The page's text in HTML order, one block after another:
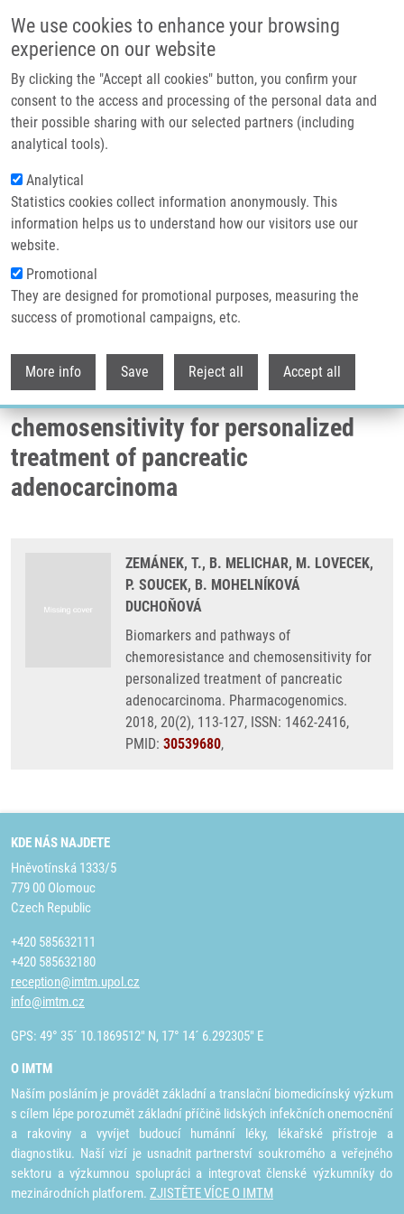
We use cookies to enhance your browsing
experience on our website
By clicking the "Accept all cookies" button, you confirm your
consent to the access and processing of the personal data and
their possible sharing with our selected partners (including
analytical tools).
Analytical
Statistics cookies collect information anonymously. This
information helps us to understand how our visitors use our
website.
Promotional
They are designed for promotional purposes, measuring the
success of promotional campaigns, etc.
More info Save Reject all Accept all
Header image
Drobečková navigace
Domů
Biomarkers And Pathways Of Chemoresistance And Chemosensitivity
For Personalized Treatment Of Pancreatic Adenocarcinoma
Biomarkers and pathways of
chemoresistance and
chemosensitivity for personalized
treatment of pancreatic
adenocarcinoma
ZEMÁNEK, T., B. MELICHAR, M. LOVECEK,
P. SOUCEK, B. MOHELNÍKOVÁ
DUCHOŇOVÁ
Biomarkers and pathways of
chemoresistance and chemosensitivity for
personalized treatment of pancreatic
adenocarcinoma. Pharmacogenomics.
2018, 20(2), 113-127, ISSN: 1462-2416,
PMID: 30539680,
KDE NÁS NAJDETE
Hněvotínská 1333/5
779 00 Olomouc
Czech Republic
+420 585632111
+420 585632180
reception@imtm.upol.cz
info@imtm.cz
GPS: 49° 35´ 10.1869512" N, 17° 14´ 6.292305" E
O IMTM
Naším posláním je provádět základní a translační biomedicínský výzkum
s cílem lépe porozumět základní příčině lidských infekčních onemocnění
a rakoviny a vyvíjet budoucí humánní léky, lékařské přístroje a
diagnostiku. Naší vizí je usnadnit partnerství soukromého a veřejného
sektoru a výzkumnou spolupráci a integrovat členské výzkumníky do
mezinárodních platforem. ZJISTĚTE VÍCE O IMTM